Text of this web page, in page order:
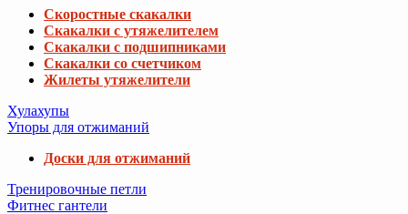
Скоростные скакалки
Скакалки с утяжелителем
Скакалки с подшипниками
Скакалки со счетчиком
Жилеты утяжелители
Хулахупы
Упоры для отжиманий
Доски для отжиманий
Тренировочные петли
Фитнес гантели